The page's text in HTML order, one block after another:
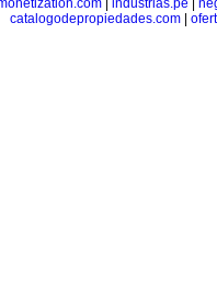
| industrias.pe
catalogodepropiedades.com